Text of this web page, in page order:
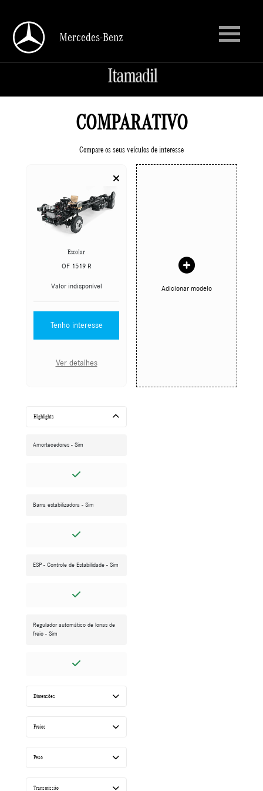
Mercedes-Benz
COMPARATIVO
Compare os seus veículos de interesse
Escolar
OF 1519 R
Valor indisponível
Tenho interesse
Ver detalhes
Adicionar modelo
Highlights
Amortecedores - Sim
Barra estabilizadora - Sim
ESP - Controle de Estabilidade - Sim
Regulador automático de lonas de
freio - Sim
Dimensões
Freios
Peso
Transmissão
Mercedes-Benz